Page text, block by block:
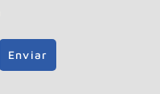
Enviar